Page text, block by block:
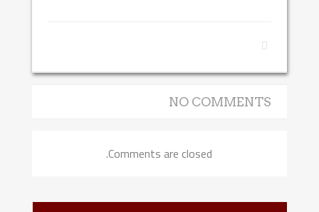
NO COMMENTS
Comments are closed.